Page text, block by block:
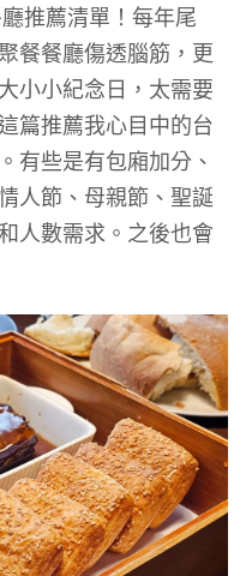
推薦清單！每年尾
餐餐廳傷透腦筋，更
小小紀念日，太需要
篇推薦我心目中的台
有些是有包廂加分、
人節、母親節、聖誕
人數需求。之後也會